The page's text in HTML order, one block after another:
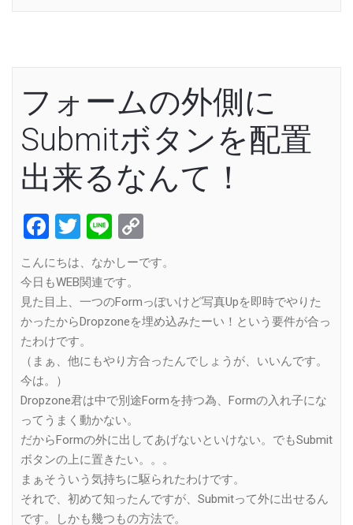
フォームの外側に
Submitボタンを配置
出来るなんて！
Facebook
Twitter
Line
Link
こんにちは、なかしーです。
今日もWEB関連です。
見た目上、一つのFormっぽいけど写真Upを即時でやりた
かったからDropzoneを埋め込みたーい！という要件が合っ
たわけです。
（まぁ、他にもやり方合ったんでしょうが、いいんです。
今は。）
Dropzone君は中で別途Formを持つ為、Formの入れ子にな
ってうまく動かない。
だからFormの外に出してあげないといけない。でもSubmit
ボタンの上に置きたい。。。
まぁそういう気持ちに駆られたわけです。
それで、初めて知ったんですが、Submitって外に出せるん
です。しかも幾つもの方法で。